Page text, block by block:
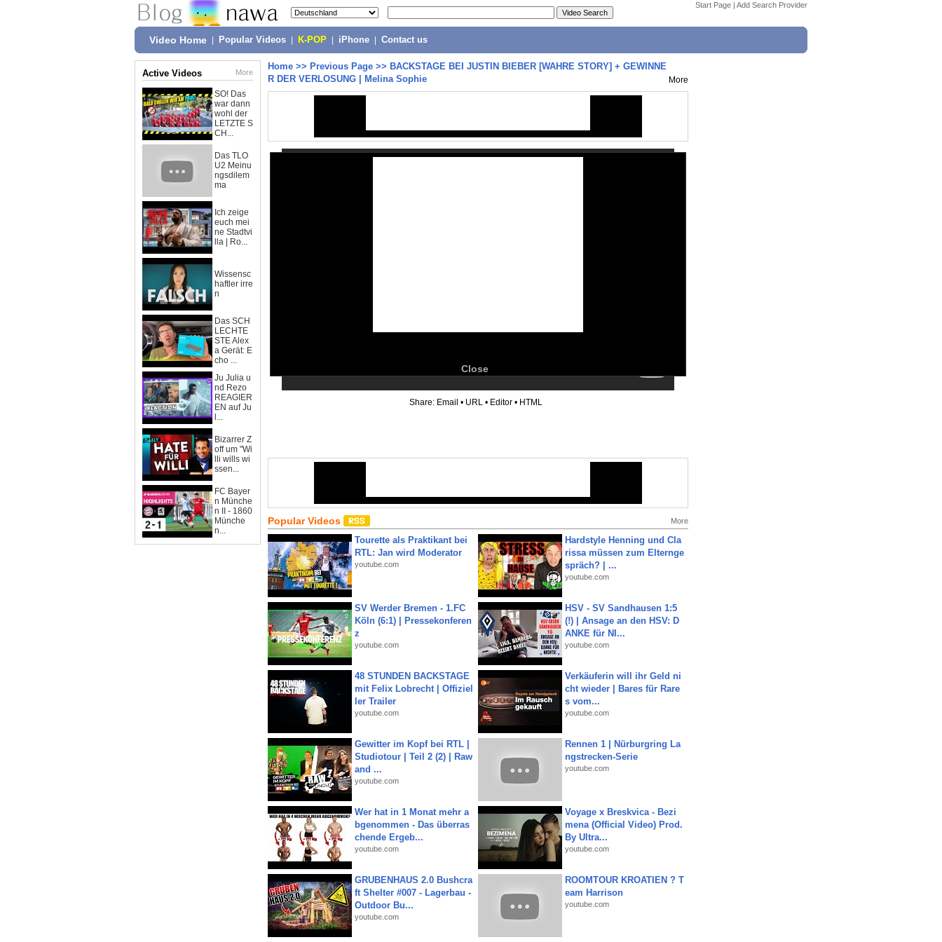
Start Page | Add Search Provider
Video Home Popular Videos K-POP iPhone Contact us
Active Videos More
SO! Das
war dann
wohl der
LETZTE S
CH...
Das TLO
U2 Meinu
ngsdilem
ma
Ich zeige
euch mei
ne Stadtvi
lla | Ro...
Wissensc
haftler irre
n
Das SCH
LECHTE
STE Alex
a Gerät: E
cho ...
Ju Julia u
nd Rezo
REAGIER
EN auf Ju
l...
Bizarrer Z
off um "Wi
lli wills wi
ssen...
FC Bayer
n Münche
n II - 1860
Münche
n...
Home >> Previous Page >> BACKSTAGE BEI JUSTIN BIEBER [WAHRE STORY] + GEWINNE
R DER VERLOSUNG | Melina Sophie
More
Close
Share: Email • URL • Editor • HTML
Popular Videos More
Tourette als Praktikant bei
RTL: Jan wird Moderator
youtube.com
Hardstyle Henning und Cla
rissa müssen zum Elternge
spräch? | ...
youtube.com
SV Werder Bremen - 1.FC
Köln (6:1) | Pressekonferen
z
youtube.com
HSV - SV Sandhausen 1:5
(!) | Ansage an den HSV: D
ANKE für NI...
youtube.com
48 STUNDEN BACKSTAGE
mit Felix Lobrecht | Offiziel
ler Trailer
youtube.com
Verkäuferin will ihr Geld ni
cht wieder | Bares für Rare
s vom...
youtube.com
Gewitter im Kopf bei RTL |
Studiotour | Teil 2 (2) | Raw
and ...
youtube.com
Rennen 1 | Nürburgring La
ngstrecken-Serie
youtube.com
Wer hat in 1 Monat mehr a
bgenommen - Das überras
chende Ergeb...
youtube.com
Voyage x Breskvica - Bezi
mena (Official Video) Prod.
By Ultra...
youtube.com
GRUBENHAUS 2.0 Bushcra
ft Shelter #007 - Lagerbau -
Outdoor Bu...
youtube.com
ROOMTOUR KROATIEN ? T
eam Harrison
youtube.com